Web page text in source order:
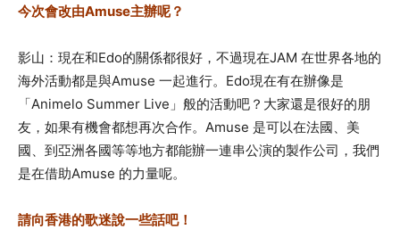
今次會改由Amuse主辦呢？
影山：現在和Edo的關係都很好，不過現在JAM 在世界各地的
海外活動都是與Amuse 一起進行。Edo現在有在辦像是
「Animelo Summer Live」般的活動吧？大家還是很好的朋
友，如果有機會都想再次合作。 Amuse 是可以在法國、美
國、到亞洲各國等等地方都能辦一連串公演的製作公司，我們
是在借助Amuse 的力量呢。
請向香港的歌迷說一些話吧！